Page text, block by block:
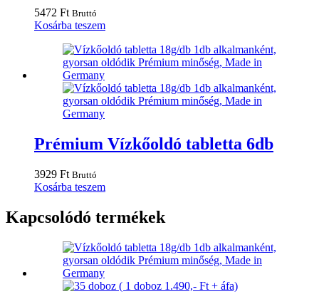
5472 Ft Bruttó
Kosárba teszem
Prémium Vízkőoldó tabletta 6db
3929 Ft Bruttó
Kosárba teszem
Kapcsolódó termékek